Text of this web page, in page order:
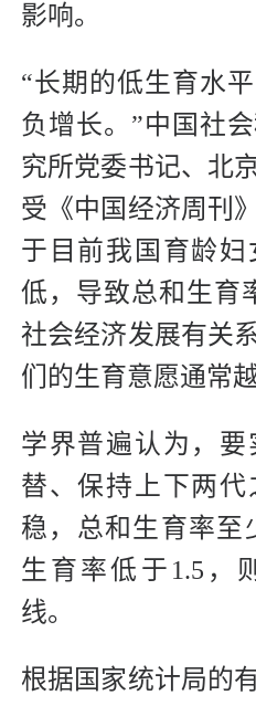
影响。
“长期的低生育水
负增长。”中国社
究所党委书记、北
受《中国经济周刊
于目前我国育龄
低，导致总和生育
社会经济发展有关
们的生育意愿通常
学界普遍认为，
替、保持上下两
稳，总和生育率至
生育率低于1.5，
线。
根据国家统计局的